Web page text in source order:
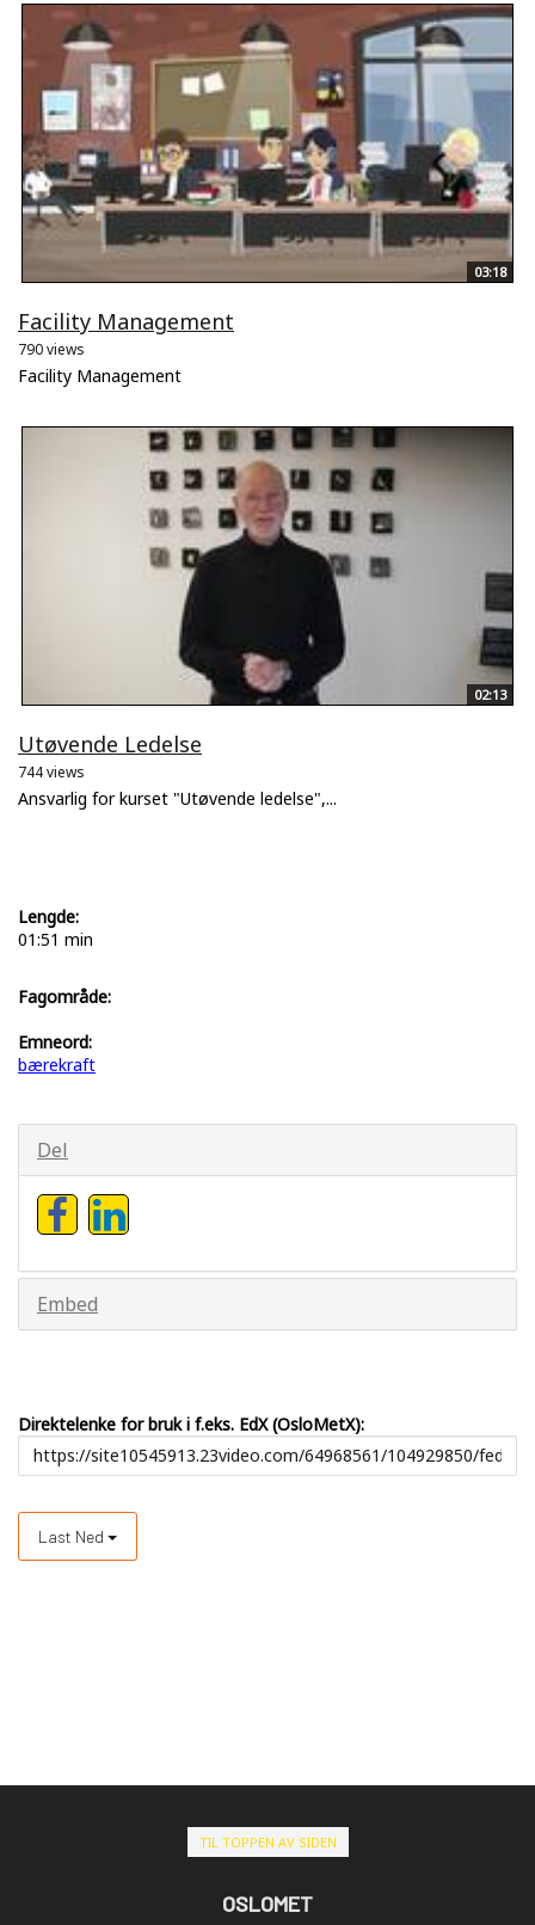
03:18
Facility Management
790 views
Facility Management
02:13
Utøvende Ledelse
744 views
Ansvarlig for kurset "Utøvende ledelse",...
Lengde:
01:51 min
Fagområde:
Emneord:
bærekraft
Del
Embed
Direktelenke for bruk i f.eks. EdX (OsloMetX):
Last Ned
TIL TOPPEN AV SIDEN
OSLOMET